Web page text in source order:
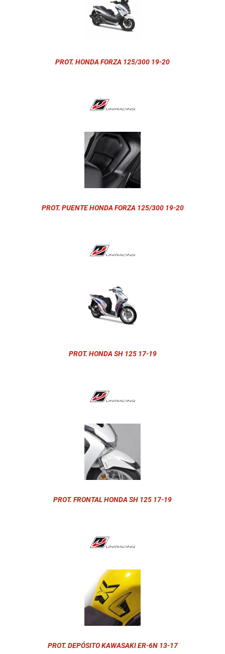
PROT. HONDA FORZA 125/300 19-20
PROT. PUENTE HONDA FORZA 125/300 19-20
PROT. HONDA SH 125 17-19
PROT. FRONTAL HONDA SH 125 17-19
PROT. DEPÓSITO KAWASAKI ER-6N 13-17